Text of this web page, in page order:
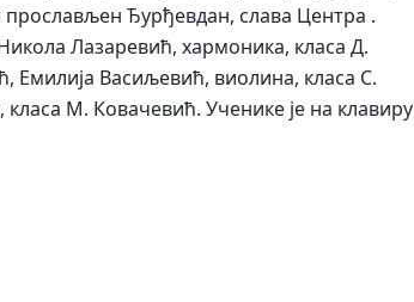
прослављен Ђурђевдан, слава Центра .
Лазаревић, хармоника, класа Д.
Емилија Васиљевић, виолина, класа С.
М. Ковачевић. Ученике је на клавиру